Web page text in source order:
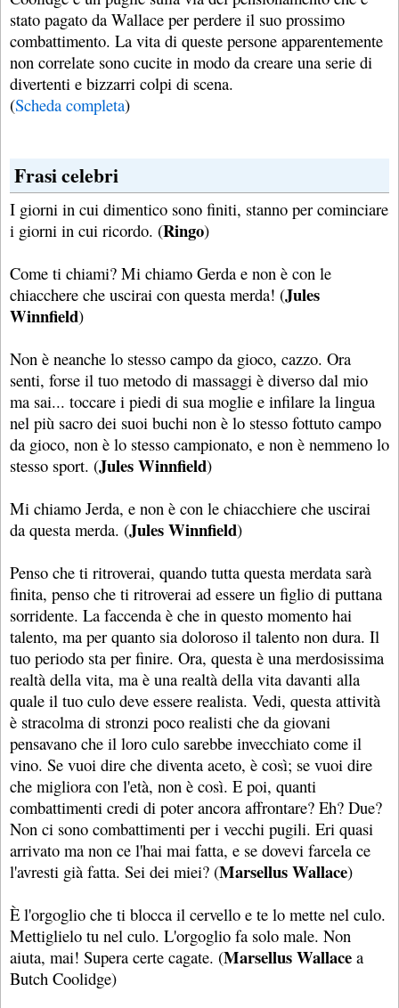
stato pagato da Wallace per perdere il suo prossimo
combattimento. La vita di queste persone apparentemente
non correlate sono cucite in modo da creare una serie di
divertenti e bizzarri colpi di scena.
(Scheda completa)
Frasi celebri
I giorni in cui dimentico sono finiti, stanno per cominciare
i giorni in cui ricordo. (Ringo)
Come ti chiami? Mi chiamo Gerda e non è con le
chiacchere che uscirai con questa merda! (Jules
Winnfield)
Non è neanche lo stesso campo da gioco, cazzo. Ora
senti, forse il tuo metodo di massaggi è diverso dal mio
ma sai... toccare i piedi di sua moglie e infilare la lingua
nel più sacro dei suoi buchi non è lo stesso fottuto campo
da gioco, non è lo stesso campionato, e non è nemmeno lo
stesso sport. (Jules Winnfield)
Mi chiamo Jerda, e non è con le chiacchiere che uscirai
da questa merda. (Jules Winnfield)
Penso che ti ritroverai, quando tutta questa merdata sarà
finita, penso che ti ritroverai ad essere un figlio di puttana
sorridente. La faccenda è che in questo momento hai
talento, ma per quanto sia doloroso il talento non dura. Il
tuo periodo sta per finire. Ora, questa è una merdosissima
realtà della vita, ma è una realtà della vita davanti alla
quale il tuo culo deve essere realista. Vedi, questa attività
è stracolma di stronzi poco realisti che da giovani
pensavano che il loro culo sarebbe invecchiato come il
vino. Se vuoi dire che diventa aceto, è così; se vuoi dire
che migliora con l'età, non è così. E poi, quanti
combattimenti credi di poter ancora affrontare? Eh? Due?
Non ci sono combattimenti per i vecchi pugili. Eri quasi
arrivato ma non ce l'hai mai fatta, e se dovevi farcela ce
l'avresti già fatta. Sei dei miei? (Marsellus Wallace)
È l'orgoglio che ti blocca il cervello e te lo mette nel culo.
Mettiglielo tu nel culo. L'orgoglio fa solo male. Non
aiuta, mai! Supera certe cagate. (Marsellus Wallace a
Butch Coolidge)